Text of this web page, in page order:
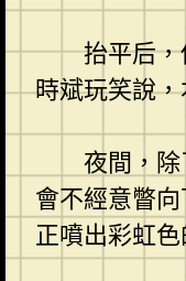
抬平后
時斌玩笑說
夜間，
會不經意瞥
正噴出彩虹